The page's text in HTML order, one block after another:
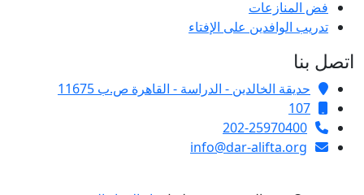
فض المنازعات
تدريب الوافدين على الإفتاء
اتصل بنا
حديقة الخالدين - الدراسة - القاهرة ص.ب 11675
107
202-25970400
info@dar-alifta.org